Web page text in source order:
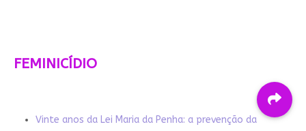
FEMINICÍDIO
Vinte anos da Lei Maria da Penha: a prevenção da